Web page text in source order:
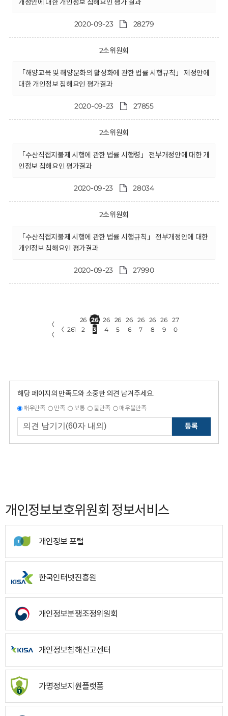
개정안에 대한 개인정보 침해요인 평가 결과
2020-09-23 28279
2소위원회
「해양교육 및 해양문화의 활성화에 관한 법률 시행규칙」 제정안에
대한 개인정보 침해요인 평가결과
2020-09-23 27855
2소위원회
「수산직접지불제 시행에 관한 법률 시행령」 전부개정안에 대한 개
인정보 침해요인 평가결과
2020-09-23 28034
2소위원회
「수산직접지불제 시행에 관한 법률 시행규칙」 전부개정안에 대한
개인정보 침해요인 평가결과
2020-09-23 27990
〈
〈
〈 261
26
2
26
3
26
4
26
5
26
6
26
7
26
8
26
9
27
0
해당 페이지의 만족도와 소중한 의견 남겨주세요.
매우만족 만족 보통 불만족 매우불만족
등록
개인정보보호위원회 정보서비스
개인정보 포털
한국인터넷진흥원
개인정보분쟁조정위원회
개인정보침해신고센터
가명정보지원플랫폼